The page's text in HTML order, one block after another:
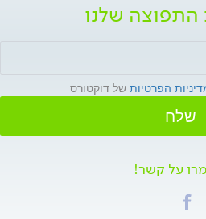
שלנו
הפרטיות של דוקטורס
שלח
על קשר!